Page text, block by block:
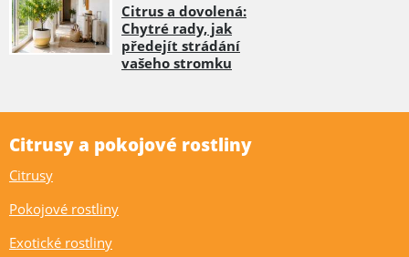
Citrus a dovolená:
Chytré rady, jak
předejít strádání
vašeho stromku
Citrusy a pokojové rostliny
Citrusy
Pokojové rostliny
Exotické rostliny